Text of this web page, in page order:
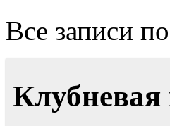
Все записи